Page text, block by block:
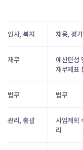
인사, 복지 채용, 평
재무
예산편성
재무제표
법무 법무
관리, 총괄
사업계획
리